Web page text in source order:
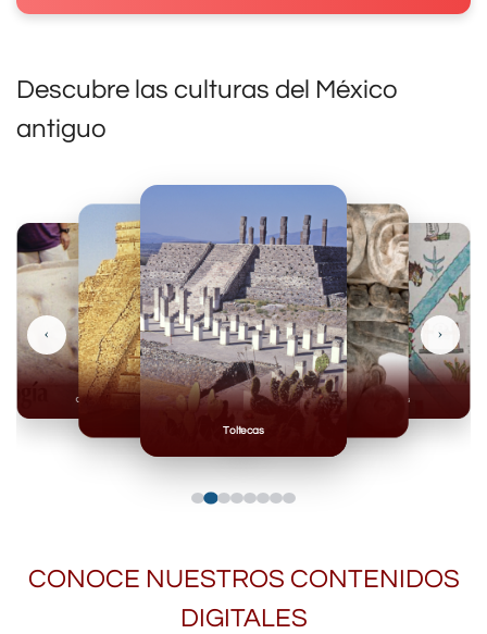
Descubre las culturas del México
antiguo
Toltecas
Mexicas
Olmecas
‹ ›
CONOCE NUESTROS CONTENIDOS
DIGITALES